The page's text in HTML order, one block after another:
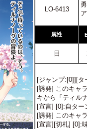
LO-6413
属性
日
[ジャンプ:[0]][タ
[誘発] このキャ
キから「ティル
[宣言] [0]:自ター
[誘発] このキャ
[宣言][切札] [0]: